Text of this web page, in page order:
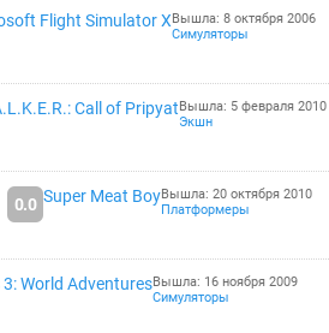
Flight Simulator XВышла: 8 октября 2006
Симуляторы
Call of PripyatВышла: 5 февраля 2010
Экшн
0.0 Super Meat BoyВышла: 20 октября 2010
Платформеры
3: World AdventuresВышла: 16 ноября 2009
Симуляторы